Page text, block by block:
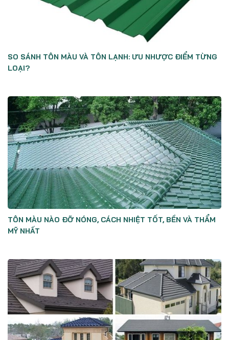
SO SÁNH TÔN MÀU VÀ TÔN LẠNH: ƯU NHƯỢC ĐIỂM TỪNG
LOẠI?
TÔN MÀU NÀO ĐỠ NÓNG, CÁCH NHIỆT TỐT, BỀN VÀ THẨM
MỸ NHẤT